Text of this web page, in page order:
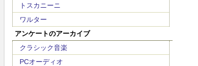
トスカニーニ
ワルター
アンケートのアーカイブ
クラシック音楽
PCオーディオ